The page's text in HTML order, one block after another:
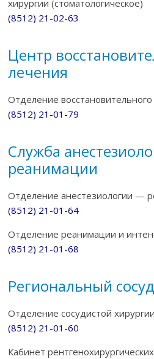
хирургии (стоматологическое)
(8512) 21-02-63
Центр
лечения
Отделение
(8512) 21-01-79
Служба
реанимации
Отделение анестезиологии —
(8512) 21-01-64
Отделение реанимации и
(8512) 21-01-68
Региональный
Отделение сосудистой хирургии
(8512) 21-01-60
Кабинет